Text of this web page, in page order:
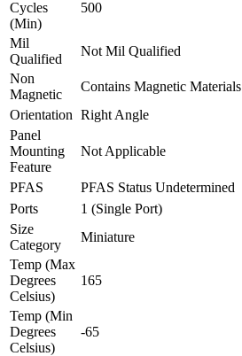
Cycles
(Min)
500
Mil
Qualified
Not Mil Qualified
Non
Magnetic
Contains Magnetic Materials
Orientation Right Angle
Panel
Mounting
Feature
Not Applicable
PFAS
PFAS Status Undetermined
Ports
1 (Single Port)
Size
Category
Miniature
Temp (Max
Degrees
Celsius)
165
Temp (Min
Degrees
Celsius)
-65